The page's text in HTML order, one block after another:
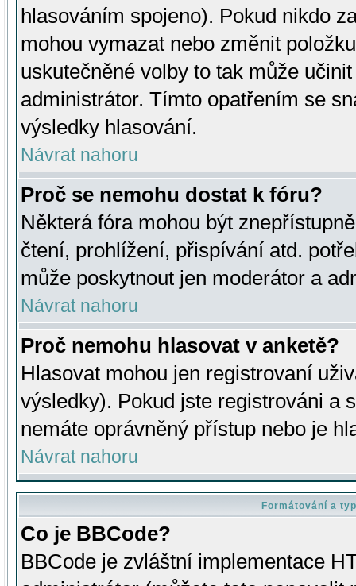
hlasováním spojeno). Pokud nikdo
mohou vymazat nebo změnit
uskutečněné volby to tak může
administrátor. Tímto opatřením se
výsledky hlasování.
Návrat nahoru
Proč se nemohu dostat k fóru?
Některá fóra mohou být
čtení, prohlížení, přispívání atd.
může poskytnout jen moderátor a
Návrat nahoru
Proč nemohu hlasovat v anketě?
Hlasovat mohou jen registrovaní
výsledky). Pokud jste registrováni a
nemáte oprávněný přístup nebo je
Návrat nahoru
Formátování a
Co je BBCode?
BBCode je zvláštní implementace